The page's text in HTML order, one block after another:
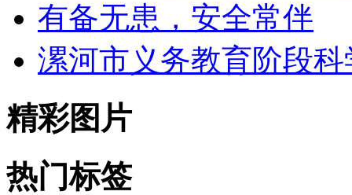
有备无患，安全常伴
漯河市义务教育阶段
精彩图片
热门标签